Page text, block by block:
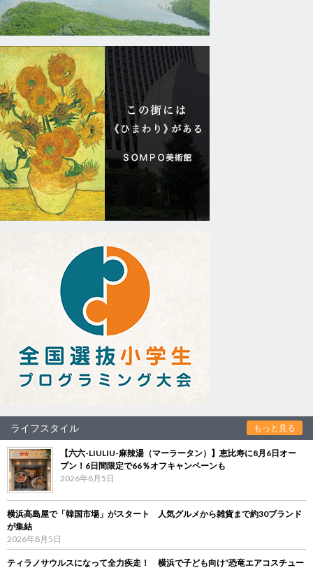
ライフスタイル もっと見る
【六六-LIULIU-麻辣湯（マーラータン）】恵比寿に8月6日オー
プン！6日間限定で66％オフキャンペーンも
2026年8月5日
横浜高島屋で「韓国市場」がスタート 人気グルメから雑貨まで約30ブランド
が集結
2026年8月5日
ティラノサウルスになって全力疾走！ 横浜で子ども向け“恐竜エアコスチュー